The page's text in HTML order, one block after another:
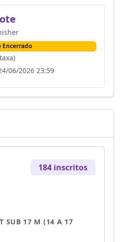
Encerrado
06/2026 23:59
184 inscritos
SUB 17 M (14 A 17